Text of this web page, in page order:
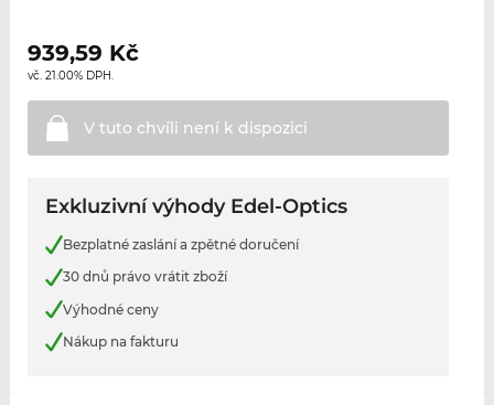
939,59 Kč
vč. 21.00% DPH.
V tuto chvíli není k dispozici
Exkluzivní výhody Edel-Optics
Bezplatné zaslání a zpětné doručení
30 dnů právo vrátit zboží
Výhodné ceny
Nákup na fakturu